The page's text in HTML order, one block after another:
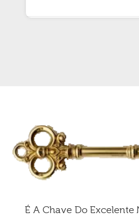
É A Chave Do Excelente